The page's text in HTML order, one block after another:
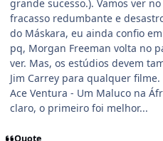
grande sucesso.). Vamos ver
fracasso redumbante e
do Máskara, eu ainda confio
pq, Morgan Freeman volta no
ver. Mas, os estúdios devem
Jim Carrey para qualquer
Ace Ventura - Um Maluco na
claro, o primeiro foi melhor...